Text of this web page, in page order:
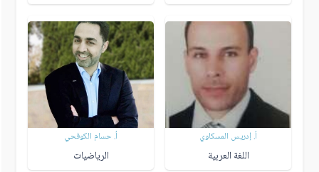
أ. إدريس المسكاوي
اللغة العربية
أ. حسام الكوفحي
الرياضيات